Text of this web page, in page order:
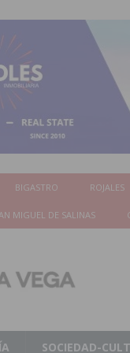
BIGASTRO ROJALES
MIGUEL DE SALINAS
SOCIEDAD-